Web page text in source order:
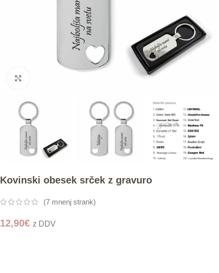
Kovinski obesek srček z gravuro
(7 mnenj strank)
12,90€ z DDV